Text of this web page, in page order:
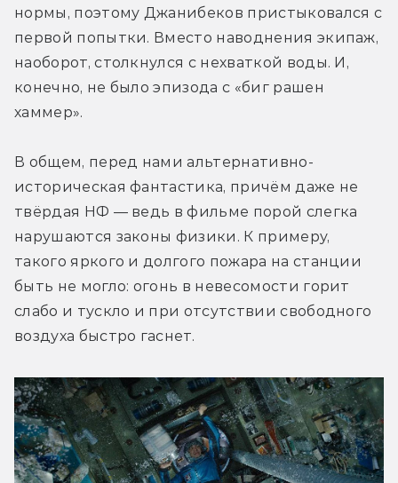
нормы, поэтому Джанибеков пристыковался с
первой попытки. Вместо наводнения экипаж,
наоборот, столкнулся с нехваткой воды. И,
конечно, не было эпизода с «биг рашен
хаммер».
В общем, перед нами альтернативно-
историческая фантастика, причём даже не
твёрдая НФ — ведь в фильме порой слегка
нарушаются законы физики. К примеру,
такого яркого и долгого пожара на станции
быть не могло: огонь в невесомости горит
слабо и тускло и при отсутствии свободного
воздуха быстро гаснет.